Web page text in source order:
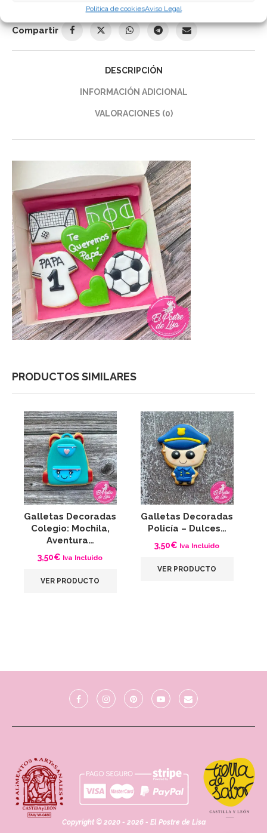
Política de cookiesAviso Legal
Galletas Decoradas, Galletas personalizadas
Compartir
DESCRIPCIÓN
INFORMACIÓN ADICIONAL
VALORACIONES (0)
PRODUCTOS SIMILARES
Galletas Decoradas
Colegio: Mochila,
Aventura…
3,50€ Iva Incluido
VER PRODUCTO
Galletas Decoradas
Policía – Dulces…
3,50€ Iva Incluido
VER PRODUCTO
Copyright © 2020 - 2026 - El Postre de Lisa